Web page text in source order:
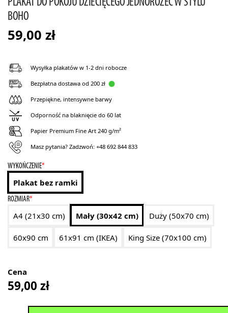
BOHO
59,00 zł
Wysyłka plakatów w 1-2 dni robocze
Bezpłatna dostawa od 200 zł
Przepiękne, intensywne barwy
Odporność na blaknięcie do 60 lat
Papier Premium Fine Art 240 g/m²
Masz pytania? Zadzwoń: +48 692 844 833
*
WYKOŃCZENIE
Plakat bez ramki
*
ROZMIAR
A4 (21x30 cm) Mały (30x42 cm) Duży (50x70 cm)
60x90 cm 61x91 cm (IKEA) King Size (70x100 cm)
Cena
59,00 zł